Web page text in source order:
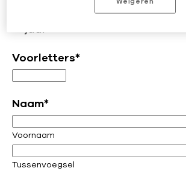
jaar
Voorletters*
Naam*
Voornaam
Tussenvoegsel